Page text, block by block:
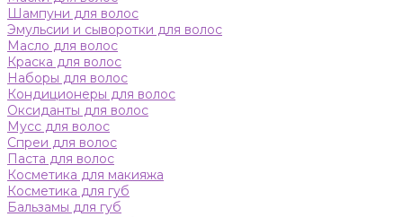
Шампуни для волос
Эмульсии и сыворотки для волос
Масло для волос
Краска для волос
Наборы для волос
Кондиционеры для волос
Оксиданты для волос
Мусс для волос
Спреи для волос
Паста для волос
Косметика для макияжа
Косметика для губ
Бальзамы для губ